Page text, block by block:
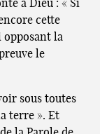
à Dieu : « Si
cette
opposant la
le
sous toutes
terre ». Et